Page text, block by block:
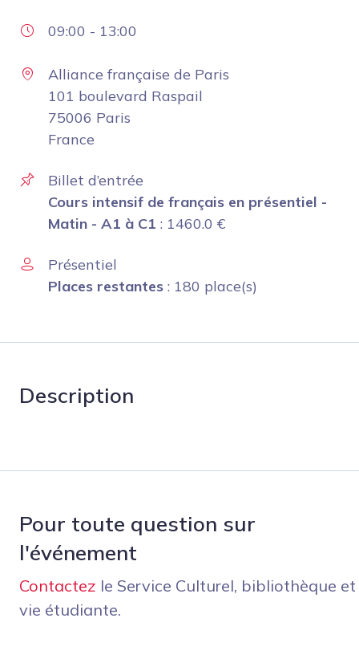
09:00 - 13:00
Alliance française de Paris
101 boulevard Raspail
75006 Paris
France
Billet d’entrée
Cours intensif de français en présentiel -
Matin - A1 à C1 : 1460.0 €
Présentiel
Places restantes : 180 place(s)
Description
Pour toute question sur
l'événement
Contactez le Service Culturel, bibliothèque et
vie étudiante.